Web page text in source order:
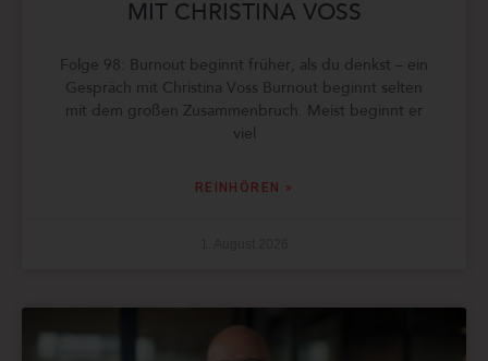
MIT CHRISTINA VOSS
Folge 98: Burnout beginnt früher, als du denkst – ein
Gespräch mit Christina Voss Burnout beginnt selten
mit dem großen Zusammenbruch. Meist beginnt er
viel
REINHÖREN »